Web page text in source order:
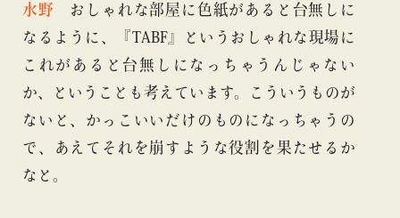
水野 おしゃれな部屋に色紙があると台無しに
なるように、『TABF』というおしゃれな現場に
これがあると台無しになっちゃうんじゃない
か、ということも考えています。こういうものが
ないと、かっこいいだけのものになっちゃうの
で、あえてそれを崩すような役割を果たせるか
なと。